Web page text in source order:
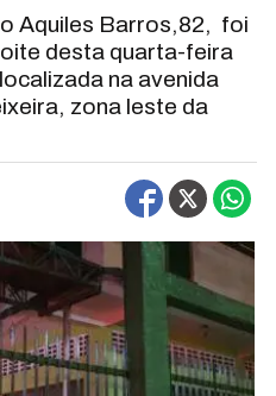
Aquiles Barros,82, foi
desta quarta-feira
na avenida
zona leste da